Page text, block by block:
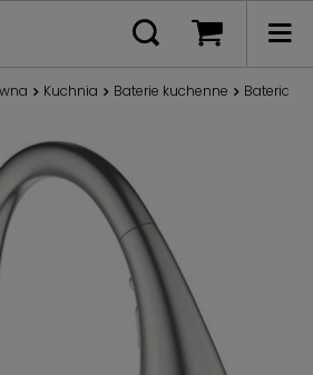
Kuchnia Baterie kuchenne Bateria